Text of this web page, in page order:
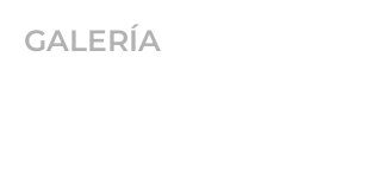
GALERÍA